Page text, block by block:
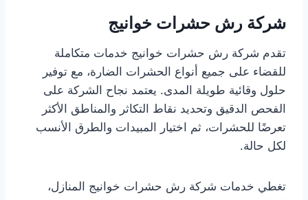
شركة رش حشرات خوانيج
تقدم شركة رش حشرات خوانيج خدمات متكاملة
للقضاء على جميع أنواع الحشرات الضارة، مع توفير
حلول وقائية طويلة المدى. يعتمد نجاح الشركة على
الفحص الدقيق وتحديد نقاط التكاثر والمناطق الأكثر
تعرضًا للحشرات، ثم اختيار المبيدات والطرق الأنسب
لكل حالة.
تغطي خدمات شركة رش حشرات خوانيج المنازل،